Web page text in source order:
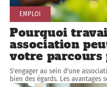
EMPLOI
Pourquoi
association
votre parcours
S'engager au sein d'une
bien des égards. Les avantages